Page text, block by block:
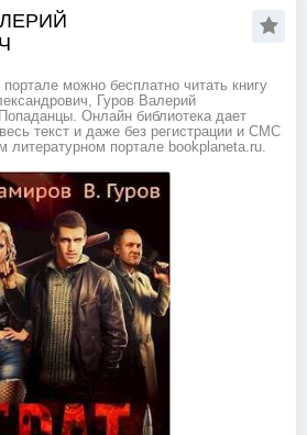
можно бесплатно читать книгу
Гуров Валерий
Онлайн библиотека дает
текст и даже без регистрации и СМС
литературном портале bookplaneta.ru.